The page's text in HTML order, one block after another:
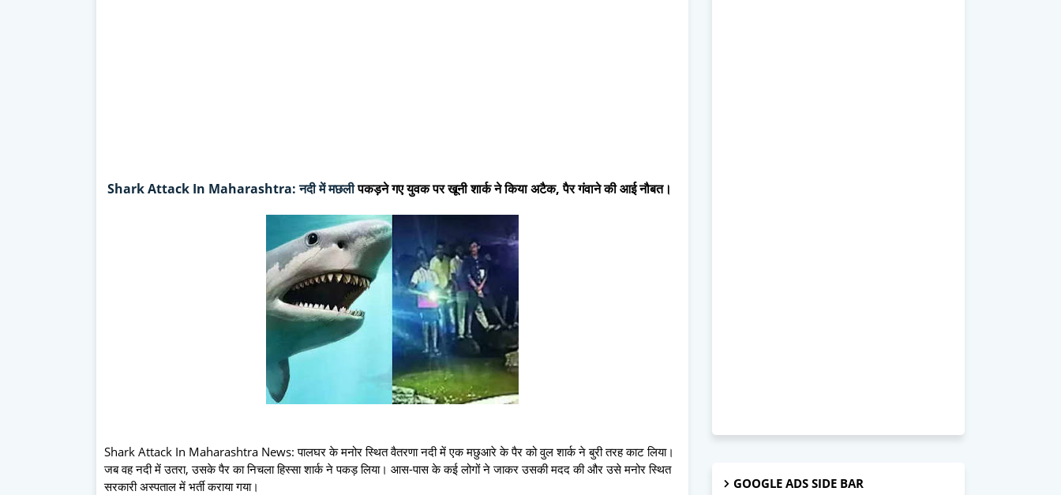
Shark Attack In Maharashtra: नदी में मछलीपकड़ने गए युवक पर खूनी शार्क ने किया अटैक, पैर गंवाने की आई नौबत।
Shark Attack In Maharashtra News: पालघर के मनोर स्थित वैतरणा नदी में एक मछुआरे के पैर को वुल शार्क ने बुरी तरह काट लिया।
जब वह नदी में उतरा, उसके पैर का निचला हिस्सा शार्क ने पकड़ लिया। आस-पास के कई लोगों ने जाकर उसकी मदद की और उसे मनोर स्थित
सरकारी अस्पताल में भर्ती कराया गया।
GOOGLE ADS SIDE BAR